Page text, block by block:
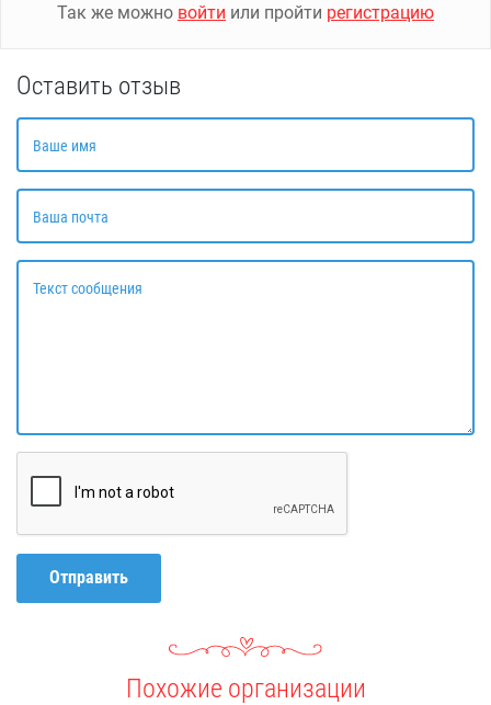
Так же можно войти или пройти регистрацию
Оставить отзыв
Ваше имя
Ваша почта
Текст сообщения
Отправить
Похожие организации